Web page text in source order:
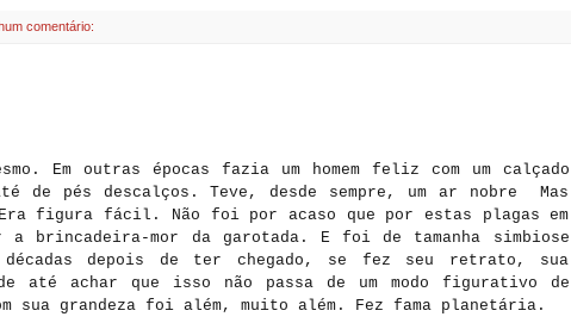
comentário:
Em outras épocas fazia um homem feliz com um calçado
de pés descalços. Teve, desde sempre, um ar nobre Mas
figura fácil. Não foi por acaso que por estas plagas em
a brincadeira-mor da garotada. E foi de tamanha simbiose
décadas depois de ter chegado, se fez seu retrato, sua
até achar que isso não passa de um modo figurativo de
sua grandeza foi além, muito além. Fez fama planetária.